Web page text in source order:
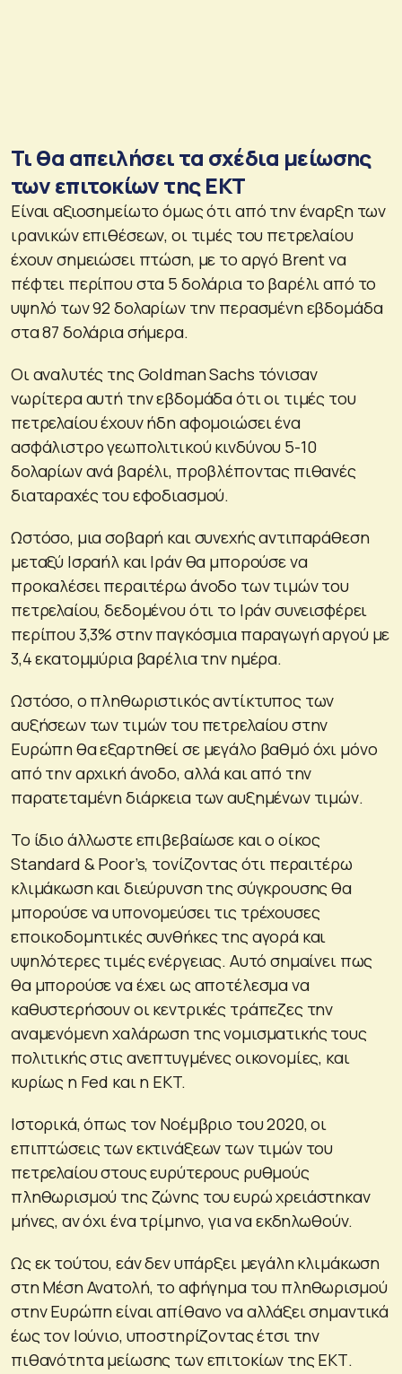
Τι θα απειλήσει τα σχέδια μείωσης
των επιτοκίων της ΕΚΤ
Είναι αξιοσημείωτο όμως ότι από την έναρξη των
ιρανικών επιθέσεων, οι τιμές του πετρελαίου
έχουν σημειώσει πτώση, με το αργό Brent να
πέφτει περίπου στα 5 δολάρια το βαρέλι από το
υψηλό των 92 δολαρίων την περασμένη εβδομάδα
στα 87 δολάρια σήμερα.
Οι αναλυτές της Goldman Sachs τόνισαν
νωρίτερα αυτή την εβδομάδα ότι οι τιμές του
πετρελαίου έχουν ήδη αφομοιώσει ένα
ασφάλιστρο γεωπολιτικού κινδύνου 5-10
δολαρίων ανά βαρέλι, προβλέποντας πιθανές
διαταραχές του εφοδιασμού.
Ωστόσο, μια σοβαρή και συνεχής αντιπαράθεση
μεταξύ Ισραήλ και Ιράν θα μπορούσε να
προκαλέσει περαιτέρω άνοδο των τιμών του
πετρελαίου, δεδομένου ότι το Ιράν συνεισφέρει
περίπου 3,3% στην παγκόσμια παραγωγή αργού με
3,4 εκατομμύρια βαρέλια την ημέρα.
Ωστόσο, ο πληθωριστικός αντίκτυπος των
αυξήσεων των τιμών του πετρελαίου στην
Ευρώπη θα εξαρτηθεί σε μεγάλο βαθμό όχι μόνο
από την αρχική άνοδο, αλλά και από την
παρατεταμένη διάρκεια των αυξημένων τιμών.
Το ίδιο άλλωστε επιβεβαίωσε και ο οίκος
Standard & Poor’s, τονίζοντας ότι περαιτέρω
κλιμάκωση και διεύρυνση της σύγκρουσης θα
μπορούσε να υπονομεύσει τις τρέχουσες
εποικοδομητικές συνθήκες της αγορά και
υψηλότερες τιμές ενέργειας. Αυτό σημαίνει πως
θα μπορούσε να έχει ως αποτέλεσμα να
καθυστερήσουν οι κεντρικές τράπεζες την
αναμενόμενη χαλάρωση της νομισματικής τους
πολιτικής στις ανεπτυγμένες οικονομίες, και
κυρίως η Fed και η EKT.
Ιστορικά, όπως τον Νοέμβριο του 2020, οι
επιπτώσεις των εκτινάξεων των τιμών του
πετρελαίου στους ευρύτερους ρυθμούς
πληθωρισμού της ζώνης του ευρώ χρειάστηκαν
μήνες, αν όχι ένα τρίμηνο, για να εκδηλωθούν.
Ως εκ τούτου, εάν δεν υπάρξει μεγάλη κλιμάκωση
στη Μέση Ανατολή, το αφήγημα του πληθωρισμού
στην Ευρώπη είναι απίθανο να αλλάξει σημαντικά
έως τον Ιούνιο, υποστηρίζοντας έτσι την
πιθανότητα μείωσης των επιτοκίων της ΕΚΤ.